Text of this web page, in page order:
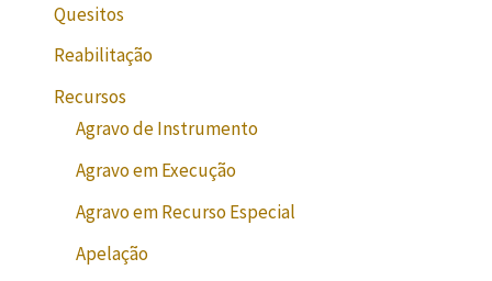
Quesitos
Reabilitação
Recursos
Agravo de Instrumento
Agravo em Execução
Agravo em Recurso Especial
Apelação